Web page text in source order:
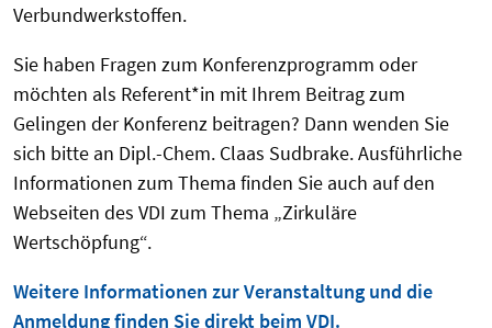
Verbundwerkstoffen.
Sie haben Fragen zum Konferenzprogramm oder
möchten als Referent*in mit Ihrem Beitrag zum
Gelingen der Konferenz beitragen? Dann wenden Sie
sich bitte an Dipl.-Chem. Claas Sudbrake. Ausführliche
Informationen zum Thema finden Sie auch auf den
Webseiten des VDI zum Thema „Zirkuläre
Wertschöpfung“.
Weitere Informationen zur Veranstaltung und die
Anmeldung finden Sie direkt beim VDI.